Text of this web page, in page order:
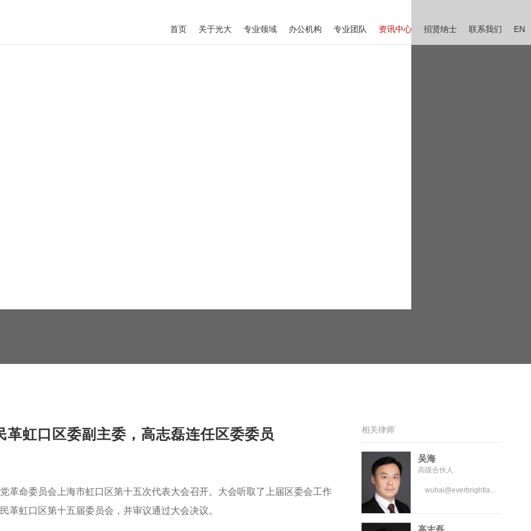
首页 关于光大 专业领域 办公机构 专业团队 资讯中心 招贤纳士 联系我们 EN
革虹口区委副主委，高志磊连任区委委员
革命委员会上海市虹口区第十五次代表大会召开。大会听取了上届区委会工作
革虹口区第十五届委员会，并审议通过大会决议。
相关律师
吴海
高级合伙人
wuhai@everbrightlaw.com